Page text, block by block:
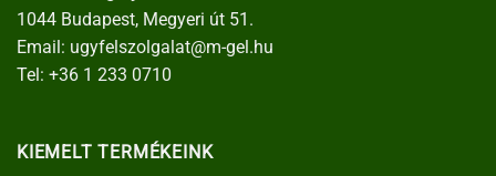
1044 Budapest, Megyeri út 51.
Email: ugyfelszolgalat@m-gel.hu
Tel: +36 1 233 0710
KIEMELT TERMÉKEINK